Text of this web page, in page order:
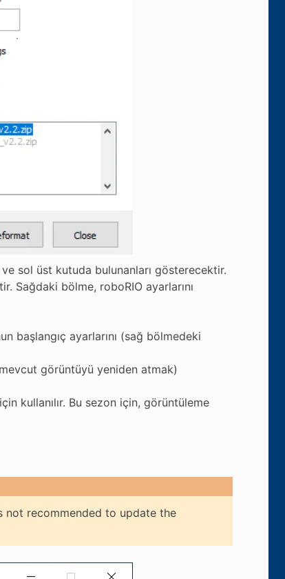
sol üst kutuda bulunanları gösterecektir.
Sağdaki bölme, roboRIO ayarlarını
başlangıç ayarlarını (sağ bölmedeki
görüntüyü yeniden atmak)
kullanılır. Bu sezon için, görüntüleme
not recommended to update the